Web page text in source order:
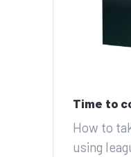
Time to
How to
using